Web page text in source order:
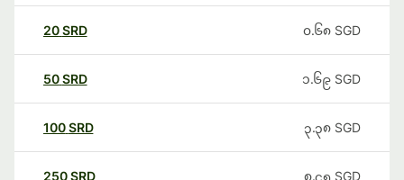
20SRD ၀.၆၈ SGD
50SRD ၁.၆၉ SGD
100SRD ၃.၃၈ SGD
250SRD ၈.၄၅ SGD